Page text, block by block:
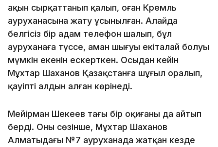
ақын сырқаттанып қалып, оған Кремль
ауруханасына жату ұсынылған. Алайда
белгісіз бір адам телефон шалып, бұл
ауруханаға түссе, аман шығуы екіталай болуы
мүмкін екенін ескерткен. Осыдан кейін
Мұхтар Шаханов Қазақстанға шұғыл оралып,
қауіптің алдын алған көрінеді.
Мейірман Шекеев тағы бір оқиғаны да айтып
берді. Оның сөзінше, Мұхтар Шаханов
Алматыдағы №7 ауруханада жатқан кезде